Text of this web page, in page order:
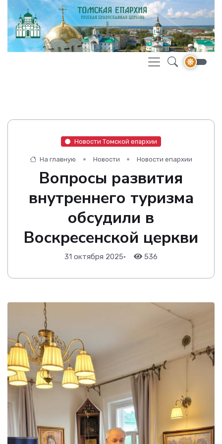
Новости Томской епархии
На главную Новости Новости епархии
Вопросы развития
внутреннего туризма
обсудили в
Воскресенской церкви
31 октября 2025• 536